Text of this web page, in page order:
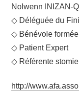
Nol­wenn INIZAN-
◇ Délé­guée du
◇ Béné­vole for­mée
◇ Patient Expert
◇ Réfé­rente
http://